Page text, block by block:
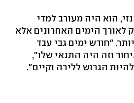
הוא היה מעורב למדי
לאורך הימים האחרונים אלא
"חודש ימים גבי עבד
וזה היה התנאי שלו",
הגרוש ללירה וקיים".